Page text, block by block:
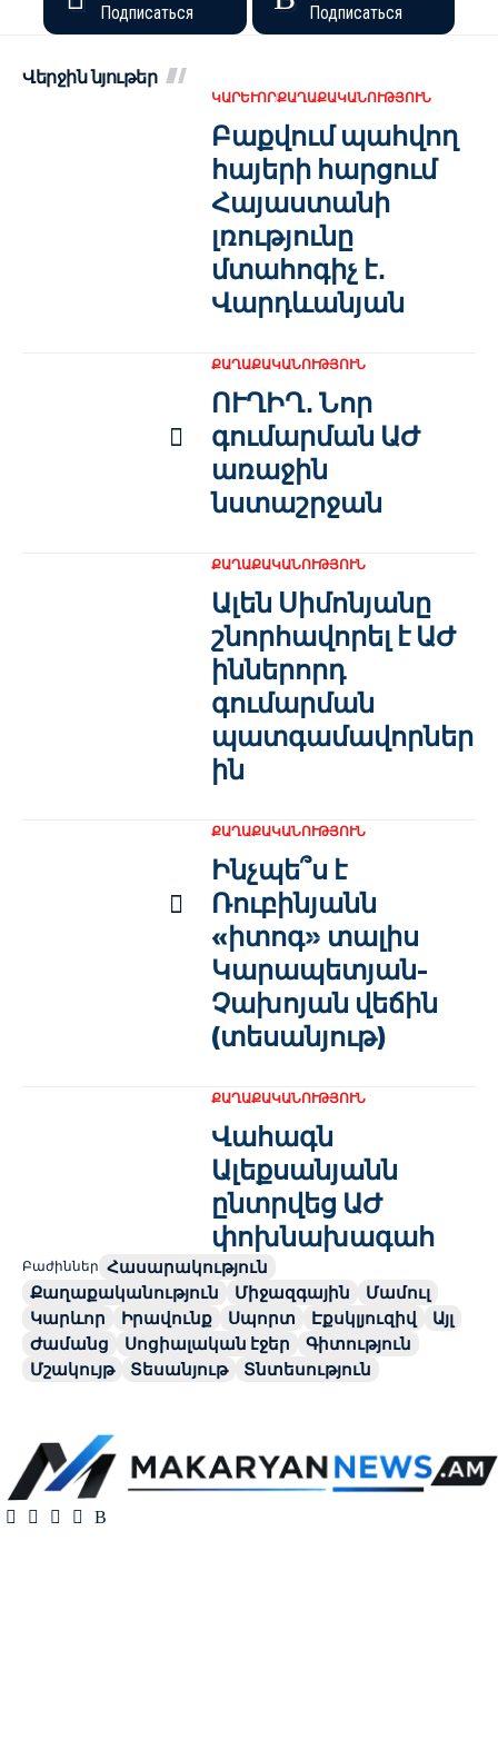
Подписаться Подписаться
Վերջին նյութեր
ԿԱՐԵՒՈՐ ՔԱՂԱՔԱԿԱՆՈՒԹՅՈՒՆ
Բաքվում պահվող
հայերի հարցում
Հայաստանի
լռությունը
մտահոգիչ է․
Վարդևանյան
ՔԱՂԱՔԱԿԱՆՈՒԹՅՈՒՆ
ՈՒՂԻՂ․ Նոր
գումարման ԱԺ
առաջին
նստաշրջան
ՔԱՂԱՔԱԿԱՆՈՒԹՅՈՒՆ
Ալեն Սիմոնյանը
շնորհավորել է ԱԺ
իններորդ
գումարման
պատգամավորներ
ին
ՔԱՂԱՔԱԿԱՆՈՒԹՅՈՒՆ
Ինչպե՞ս է
Ռուբինյանն
«իտոգ» տալիս
Կարապետյան-
Չախոյան վեճին
(տեսանյութ)
ՔԱՂԱՔԱԿԱՆՈՒԹՅՈՒՆ
Վահագն
Ալեքսանյանն
ընտրվեց ԱԺ
փոխնախագահ
Բաժիններ Հասարակություն
Քաղաքականություն
Միջազգային
Մամուլ
Կարևոր
Իրավունք Սպորտ Էքսկլյուզիվ
Այլ
Ժամանց
Սոցիալական էջեր
Գիտություն
Մշակույթ
Տեսանյութ Տնտեսություն